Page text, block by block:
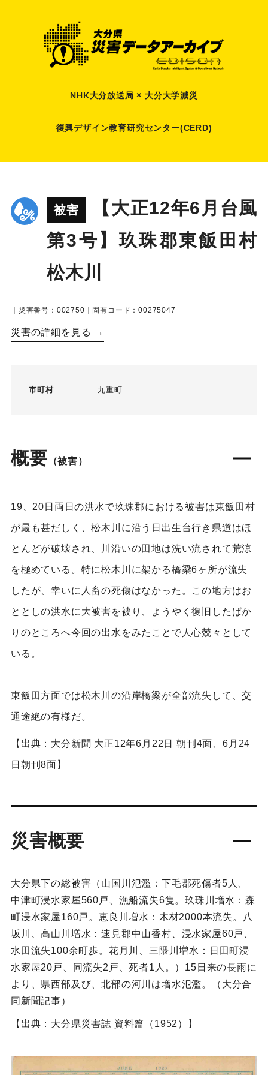
NHK大分放送局 × 大分大学減災
復興デザイン教育研究センター(CERD)
被害
【大正12年6月台風
第3号】玖珠郡東飯田村
松木川
｜災害番号：002750｜固有コード：00275047
災害の詳細を見る →
市町村 九重町
概要 （被害）
19、20日両日の洪水で玖珠郡における被害は東飯田村
が最も甚だしく、松木川に沿う日出生台行き県道はほ
とんどが破壊され、川沿いの田地は洗い流されて荒涼
を極めている。特に松木川に架かる橋梁6ヶ所が流失
したが、幸いに人畜の死傷はなかった。この地方はお
ととしの洪水に大被害を被り、ようやく復旧したばか
りのところへ今回の出水をみたことで人心兢々として
いる。
東飯田方面では松木川の沿岸橋梁が全部流失して、交
通途絶の有様だ。
【出典：大分新聞 大正12年6月22日 朝刊4面、6月24
日朝刊8面】
災害概要
大分県下の総被害（山国川氾濫：下毛郡死傷者5人、
中津町浸水家屋560戸、漁船流失6隻。玖珠川増水：森
町浸水家屋160戸。恵良川増水：木材2000本流失。八
坂川、高山川増水：速見郡中山香村、浸水家屋60戸、
水田流失100余町歩。花月川、三隈川増水：日田町浸
水家屋20戸、同流失2戸、死者1人。）15日来の長雨に
より、県西部及び、北部の河川は増水氾濫。（大分合
同新聞記事）
【出典：大分県災害誌 資料篇（1952）】